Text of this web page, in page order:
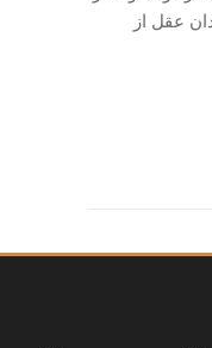
عقل از